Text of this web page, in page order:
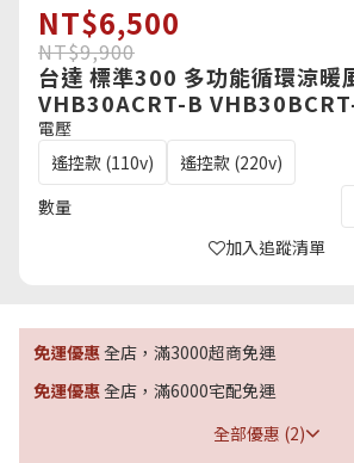
NT$6,500
NT$9,900
台達 標準300 多功能循環涼暖
VHB30ACRT-B
電壓
遙控款 (110v)
遙控款 (220v)
數量
加入追蹤清單
免運優惠全店，滿3000超商免運
免運優惠全店，滿6000宅配免運
全部優惠 (2)